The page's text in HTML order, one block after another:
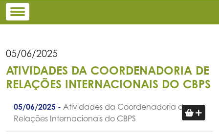
05/06/2025
ATIVIDADES DA COORDENADORIA DE
RELAÇÕES INTERNACIONAIS DO CBPS
05/06/2025 - Atividades da Coordenadoria de
Relações Internacionais do CBPS